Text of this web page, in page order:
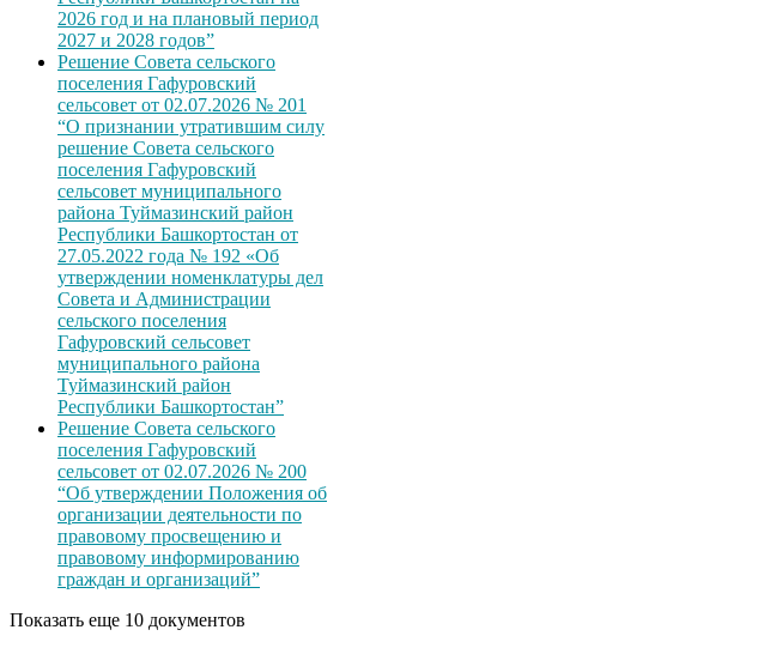
2026 год и на плановый период
2027 и 2028 годов”
Решение Совета сельского
поселения Гафуровский
сельсовет от 02.07.2026 № 201
“О признании утратившим силу
решение Совета сельского
поселения Гафуровский
сельсовет муниципального
района Туймазинский район
Республики Башкортостан от
27.05.2022 года № 192 «Об
утверждении номенклатуры дел
Совета и Администрации
сельского поселения
Гафуровский сельсовет
муниципального района
Туймазинский район
Республики Башкортостан”
Решение Совета сельского
поселения Гафуровский
сельсовет от 02.07.2026 № 200
“Об утверждении Положения об
организации деятельности по
правовому просвещению и
правовому информированию
граждан и организаций”
Показать еще 10 документов